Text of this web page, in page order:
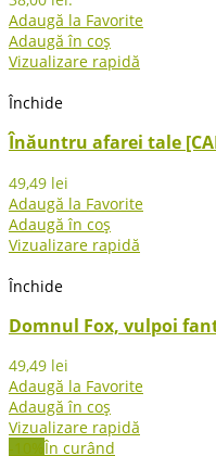
Adaugă la Favorite
Adaugă în coș
Vizualizare rapidă
Închide
Înăuntru afarei tale
49,49 lei
Adaugă la Favorite
Adaugă în coș
Vizualizare rapidă
Închide
Domnul Fox, vulpoi
49,49 lei
Adaugă la Favorite
Adaugă în coș
Vizualizare rapidă
-10% În curând